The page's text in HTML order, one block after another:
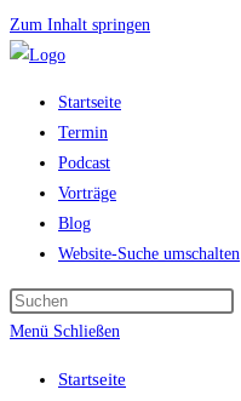
Zum Inhalt springen
Startseite
Termin
Podcast
Vorträge
Blog
Website-Suche umschalten
Menü Schließen
Startseite